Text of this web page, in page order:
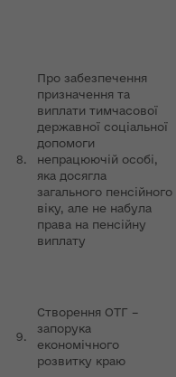
8.
Про забезпечення
призначення та
виплати тимчасової
державної соціальної
допомоги
непрацюючій особі,
яка досягла
загального пенсійного
віку, але не набула
права на пенсійну
виплату
9.
Створення ОТГ –
запорука
економічного
розвитку краю